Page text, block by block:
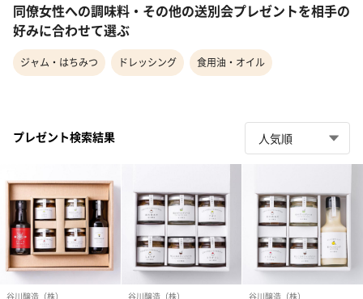
同僚女性への調味料・その他の送別会プレゼントを相手の
好みに合わせて選ぶ
ジャム・はちみつ ドレッシング 食用油・オイル
プレゼント検索結果